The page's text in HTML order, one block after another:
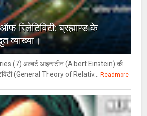
रिलेटिविटी: ब्रह्माण्‍ड के
व्‍याख्‍या।
(7) अल्‍बर्ट आइन्स्टीन (Albert Einstein) की
(General Theory of Relativ...
Readmore